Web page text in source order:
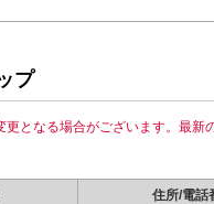
プ
更となる場合がございます。最新
住所/電話